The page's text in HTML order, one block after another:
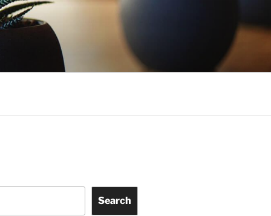
Search